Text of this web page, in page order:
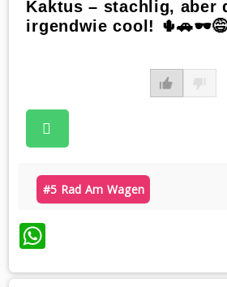
Kaktus – stachlig, aber
irgendwie cool!
#5 Rad Am Wagen
WhatsApp